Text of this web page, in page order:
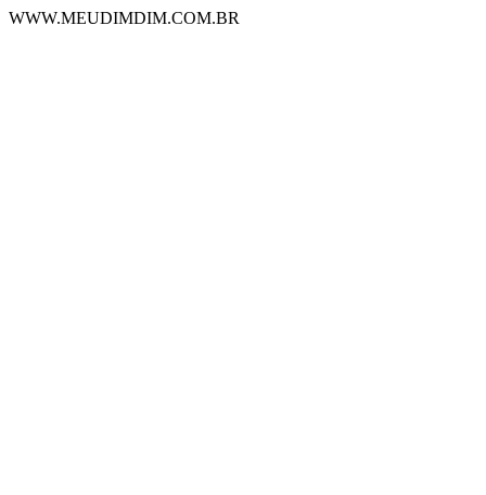
WWW.MEUDIMDIM.COM.BR